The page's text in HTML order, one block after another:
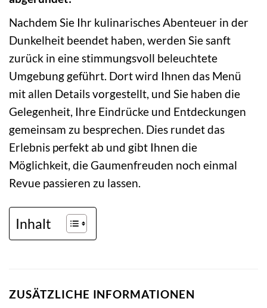
Nachdem Sie Ihr kulinarisches Abenteuer in der
Dunkelheit beendet haben, werden Sie sanft
zurück in eine stimmungsvoll beleuchtete
Umgebung geführt. Dort wird Ihnen das Menü
mit allen Details vorgestellt, und Sie haben die
Gelegenheit, Ihre Eindrücke und Entdeckungen
gemeinsam zu besprechen. Dies rundet das
Erlebnis perfekt ab und gibt Ihnen die
Möglichkeit, die Gaumenfreuden noch einmal
Revue passieren zu lassen.
Inhalt
ZUSÄTZLICHE INFORMATIONEN